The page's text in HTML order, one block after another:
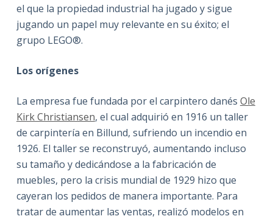
el que la propiedad industrial ha jugado y sigue
jugando un papel muy relevante en su éxito; el
grupo LEGO®.
Los orígenes
La empresa fue fundada por el carpintero danés Ole
Kirk Christiansen, el cual adquirió en 1916 un taller
de carpintería en Billund, sufriendo un incendio en
1926. El taller se reconstruyó, aumentando incluso
su tamaño y dedicándose a la fabricación de
muebles, pero la crisis mundial de 1929 hizo que
cayeran los pedidos de manera importante. Para
tratar de aumentar las ventas, realizó modelos en